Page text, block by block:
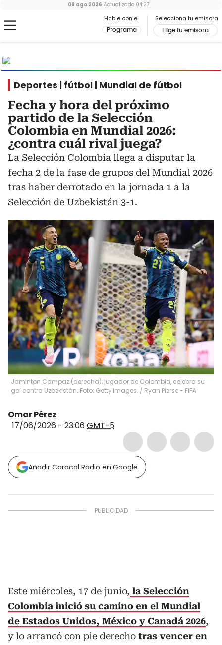
Hable con el
Programa
Selecciona tu emisora
Elige tu emisora
08 ago 2026 Actualizado 04:27
Deportes | fútbol | Mundial de fútbol
Fecha y hora del próximo
partido de la Selección
Colombia en Mundial 2026:
¿contra cuál rival juega?
La Selección Colombia llega a disputar la
fecha 2 de la fase de grupos del Mundial 2026
tras haber derrotado en la jornada 1 a la
Selección de Uzbekistán 3-1.
Jaminton Campaz (derecha), jugador de Colombia, celebra su
gol contra Uzbekistán. Foto: Getty Images. / Ryan Pierse - FIFA
Omar Pérez
17/06/2026 - 23:06 GMT-5
Añadir Caracol Radio en Google
Este miércoles, 17 de junio, la Selección
Colombia inició su camino en el Mundial
de Estados Unidos, México y Canadá 2026,
y lo arrancó con pie derecho tras vencer en